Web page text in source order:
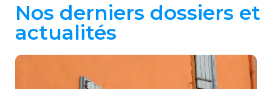
Nos derniers dossiers et
actualités